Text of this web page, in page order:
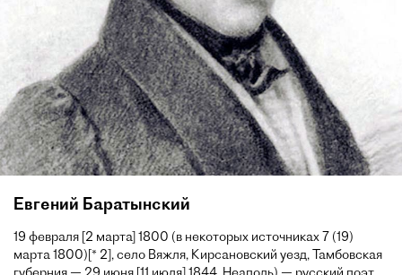
Евгений Баратынский
19 февраля [2 марта] 1800 (в некоторых источниках 7 (19)
марта 1800)[* 2], село Вяжля, Кирсановский уезд, Тамбовская